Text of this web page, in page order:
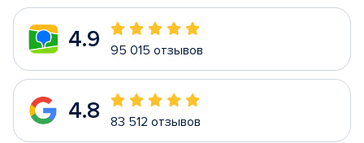
4.9 95 015 отзывов
4.8 83 512 отзывов